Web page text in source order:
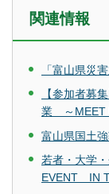
関連情報
「富山県災
【参加者募
業 ～MEET
富山県国土
若者・大学
EVENT IN